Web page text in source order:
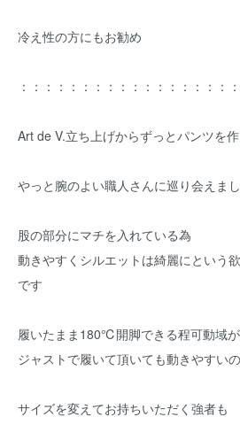
冷え性の方にもお勧め
：：：：：：：：：：：：：：：：：
Art de V.立ち上げからずっとパンツを
やっと腕のよい職人さんに巡り会えま
股の部分にマチを入れている為
動きやすくシルエットは綺麗にという
です
履いたまま180℃開脚できる程可動域が
ジャストで履いて頂いても動きやすい
サイズを変えてお持ちいただく強者も